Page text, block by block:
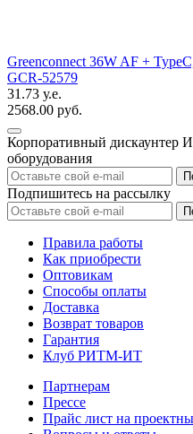
Greenconnect 36W AF +
GCR-52579
31.73 у.е.
2568.00 руб.
Корпоративный дискаунтер
оборудования
Подпишитесь на рассылку
Правила работы
Как приобрести
Оптовикам
Способы оплаты
Доставка
Возврат товаров
Гарантия
Клуб РИТМ-ИТ
Партнерам
Прессе
Прайс лист на